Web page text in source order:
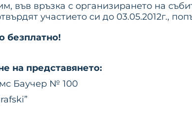
във връзка с организирането на
участието си до 03.05.2012г.,
безплатно!
на представянето:
Баучер № 100